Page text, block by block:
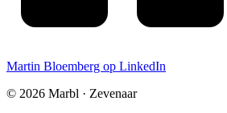
Martin Bloemberg op LinkedIn
© 2026 Marbl · Zevenaar